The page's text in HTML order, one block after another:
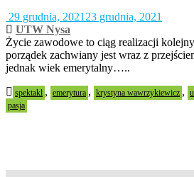
29 grudnia, 2021 23 grudnia, 2021
UTW Nysa
Życie zawodowe to ciąg realizacji
porządek zachwiany jest wraz z
jednak wiek emerytalny…..
spektakl , emerytura , krystyna wawrzykiewicz ,
pasja